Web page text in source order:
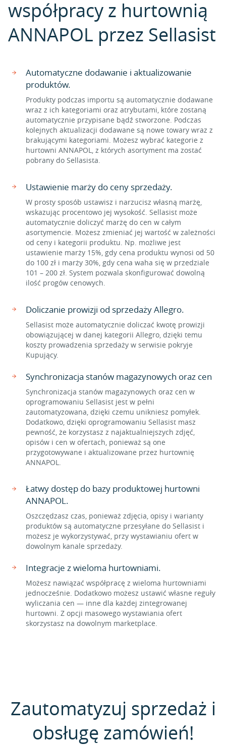
współpracy z hurtownią
ANNAPOL przez Sellasist
Automatyczne dodawanie i aktualizowanie
produktów.
Produkty podczas importu są automatycznie dodawane
wraz z ich kategoriami oraz atrybutami, które zostaną
automatycznie przypisane bądź stworzone. Podczas
kolejnych aktualizacji dodawane są nowe towary wraz z
brakującymi kategoriami. Możesz wybrać kategorie z
hurtowni ANNAPOL, z których asortyment ma zostać
pobrany do Sellasista.
Ustawienie marży do ceny sprzedaży.
W prosty sposób ustawisz i narzucisz własną marżę,
wskazując procentowo jej wysokość. Sellasist może
automatycznie doliczyć marżę do cen w całym
asortymencie. Możesz zmieniać jej wartość w zależności
od ceny i kategorii produktu. Np. możliwe jest
ustawienie marży 15%, gdy cena produktu wynosi od 50
do 100 zł i marży 30%, gdy cena waha się w przedziale
101 – 200 zł. System pozwala skonfigurować dowolną
ilość progów cenowych.
Doliczanie prowizji od sprzedaży Allegro.
Sellasist może automatycznie doliczać kwotę prowizji
obowiązującej w danej kategorii Allegro, dzięki temu
koszty prowadzenia sprzedaży w serwisie pokryje
Kupujący.
Synchronizacja stanów magazynowych oraz cen
Synchronizacja stanów magazynowych oraz cen w
oprogramowaniu Sellasist jest w pełni
zautomatyzowana, dzięki czemu unikniesz pomyłek.
Dodatkowo, dzięki oprogramowaniu Sellasist masz
pewność, że korzystasz z najaktualniejszych zdjęć,
opisów i cen w ofertach, ponieważ są one
przygotowywane i aktualizowane przez hurtownię
ANNAPOL.
Łatwy dostęp do bazy produktowej hurtowni
ANNAPOL.
Oszczędzasz czas, ponieważ zdjęcia, opisy i warianty
produktów są automatyczne przesyłane do Sellasist i
możesz je wykorzystywać, przy wystawianiu ofert w
dowolnym kanale sprzedaży.
Integracje z wieloma hurtowniami.
Możesz nawiązać współpracę z wieloma hurtowniami
jednocześnie. Dodatkowo możesz ustawić własne reguły
wyliczania cen — inne dla każdej zintegrowanej
hurtowni. Z opcji masowego wystawiania ofert
skorzystasz na dowolnym marketplace.
Zautomatyzuj sprzedaż i
obsługę zamówień!